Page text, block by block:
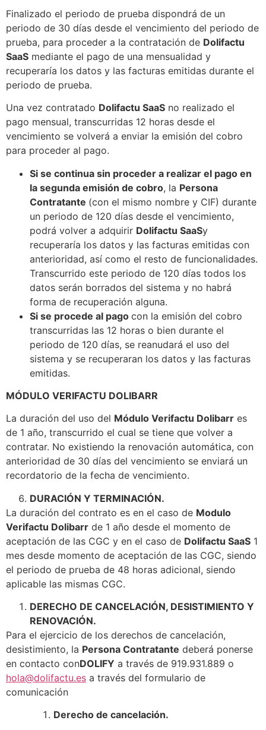
Finalizado el periodo de prueba dispondrá de un
periodo de 30 días desde el vencimiento del periodo de
prueba, para proceder a la contratación de Dolifactu
SaaS mediante el pago de una mensualidad y
recuperaría los datos y las facturas emitidas durante el
periodo de prueba.
Una vez contratado Dolifactu SaaS no realizado el
pago mensual, transcurridas 12 horas desde el
vencimiento se volverá a enviar la emisión del cobro
para proceder al pago.
Si se continua sin proceder a realizar el pago en
la segunda emisión de cobro, la Persona
Contratante (con el mismo nombre y CIF) durante
un periodo de 120 días desde el vencimiento,
podrá volver a adquirir Dolifactu SaaSy
recuperaría los datos y las facturas emitidas con
anterioridad, así como el resto de funcionalidades.
Transcurrido este periodo de 120 días todos los
datos serán borrados del sistema y no habrá
forma de recuperación alguna.
Si se procede al pago con la emisión del cobro
transcurridas las 12 horas o bien durante el
periodo de 120 días, se reanudará el uso del
sistema y se recuperaran los datos y las facturas
emitidas.
MÓDULO VERIFACTU DOLIBARR
La duración del uso del Módulo Verifactu Dolibarr es
de 1 año, transcurrido el cual se tiene que volver a
contratar. No existiendo la renovación automática, con
anterioridad de 30 días del vencimiento se enviará un
recordatorio de la fecha de vencimiento.
DURACIÓN Y TERMINACIÓN.
La duración del contrato es en el caso de Modulo
Verifactu Dolibarr de 1 año desde el momento de
aceptación de las CGC y en el caso de Dolifactu SaaS 1
mes desde momento de aceptación de las CGC, siendo
el periodo de prueba de 48 horas adicional, siendo
aplicable las mismas CGC.
DERECHO DE CANCELACIÓN, DESISTIMIENTO Y
RENOVACIÓN.
Para el ejercicio de los derechos de cancelación,
desistimiento, la Persona Contratante deberá ponerse
en contacto conDOLIFY a través de 919.931.889 o
hola@dolifactu.es a través del formulario de
comunicación
Derecho de cancelación.